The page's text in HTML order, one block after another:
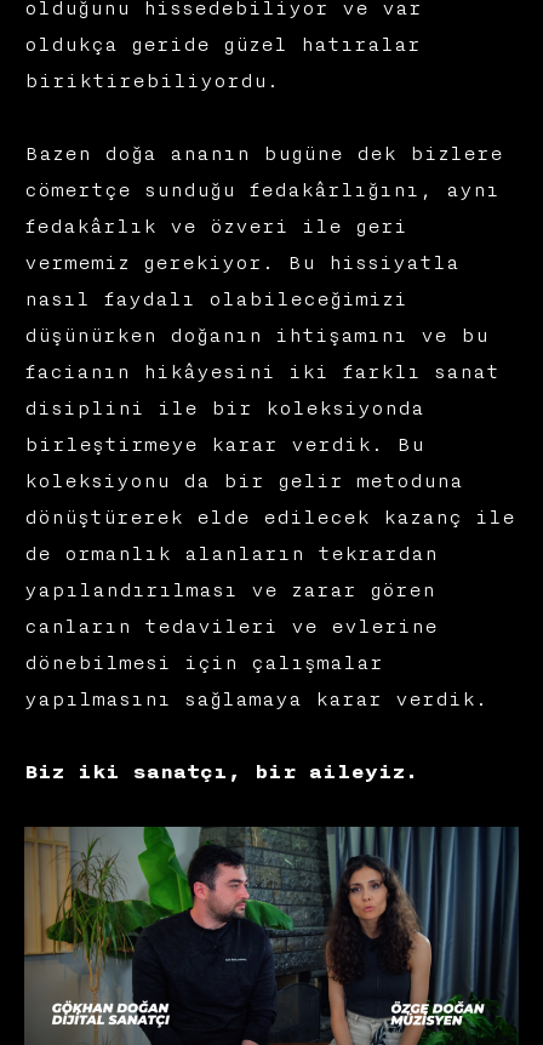
olduğunu hissedebiliyor ve var
oldukça geride güzel hatıralar
biriktirebiliyordu.
Bazen doğa ananın bugüne dek bizlere
cömertçe sunduğu fedakârlığını, aynı
fedakârlık ve özveri ile geri
vermemiz gerekiyor. Bu hissiyatla
nasıl faydalı olabileceğimizi
düşünürken doğanın ihtişamını ve bu
facianın hikâyesini iki farklı sanat
disiplini ile bir koleksiyonda
birleştirmeye karar verdik. Bu
koleksiyonu da bir gelir metoduna
dönüştürerek elde edilecek kazanç ile
de ormanlık alanların tekrardan
yapılandırılması ve zarar gören
canların tedavileri ve evlerine
dönebilmesi için çalışmalar
yapılmasını sağlamaya karar verdik.
Biz iki sanatçı, bir aileyiz.